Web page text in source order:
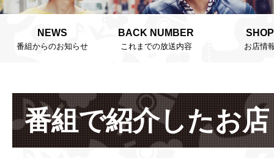
NEWS
番組からのお知らせ
BACK NUMBER
これまでの放送内容
SHOP
お店情
番組で紹介したお店